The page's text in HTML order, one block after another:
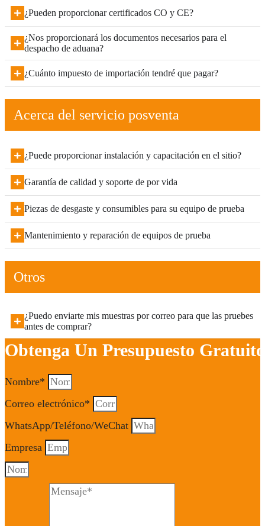
¿Pueden proporcionar certificados CO y CE?
¿Nos proporcionará los documentos necesarios para el
despacho de aduana?
¿Cuánto impuesto de importación tendré que pagar?
Acerca del servicio posventa
¿Puede proporcionar instalación y capacitación en el sitio?
Garantía de calidad y soporte de por vida
Piezas de desgaste y consumibles para su equipo de prueba
Mantenimiento y reparación de equipos de prueba
Otros
¿Puedo enviarte mis muestras por correo para que las pruebes
antes de comprar?
Obtenga Un Presupuesto
Nombre*
Correo electrónico*
WhatsApp/Teléfono/WeChat
Empresa